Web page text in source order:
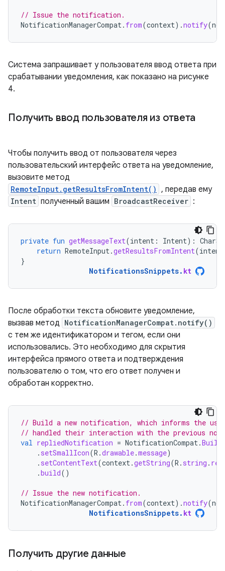
// Issue the notification.
NotificationManagerCompat . from(context).notify(
Система запрашивает у пользователя ввод ответа при
срабатывании уведомления, как показано на рисунке
4.
Получить ввод пользователя из ответа
Чтобы получить ввод от пользователя через
пользовательский интерфейс ответа на уведомление,
вызовите метод
RemoteInput.getResultsFromIntent() , передав ему
Intent полученный вашим BroadcastReceiver :
private fun getMessageText(intent : Intent):
return RemoteInput .getResultsFromIntent(intent
}
NotificationsSnippets. kt
После обработки текста обновите уведомление,
вызвав метод NotificationManagerCompat.notify()
с тем же идентификатором и тегом, если они
использовались. Это необходимо для скрытия
интерфейса прямого ответа и подтверждения
пользователю о том, что его ответ получен и
обработан корректно.
// Build a new notification, which informs the
// handled their interaction with the previous
val repliedNotification = NotificationCompat .
. setSmallIcon(R .drawable.message)
. setContentText(context .getString(R . string .
.build()
// Issue the new notification.
NotificationManagerCompat . from(context).notify(
NotificationsSnippets. kt
Получить другие данные